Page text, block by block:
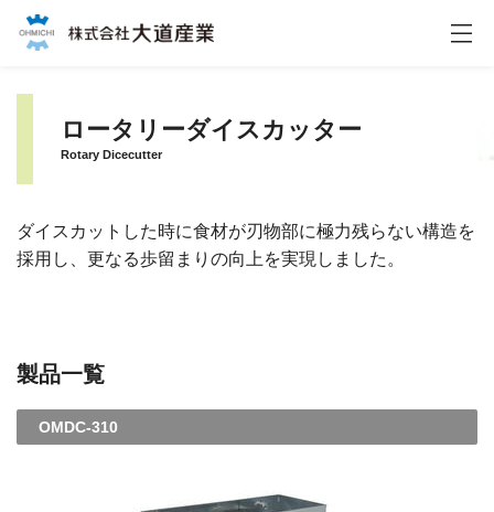
ロータリーダイスカッター
Rotary Dicecutter
ダイスカットした時に食材が刃物部に極力残らない構造を
採用し、更なる歩留まりの向上を実現しました。
製品一覧
OMDC-310